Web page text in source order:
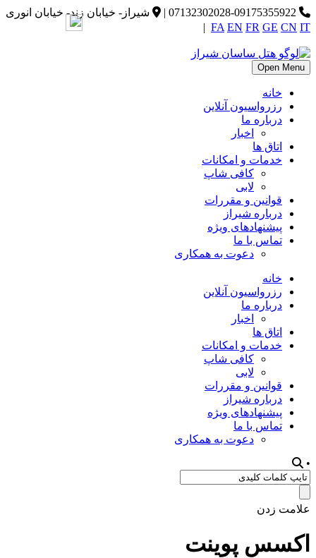
|
شیراز- خیابان زند- خیابان انوری
FA EN FR GE CN IT
|
Open Menu
خانه
رزرواسیون آنلاین
درباره ما
اخبار
اتاق ها
خدمات و امکانات
کافی شاپ
لابی
قوانین و مقررات
درباره شیراز
پیشنهادهای ویژه
تماس با ما
دعوت به همکاری
خانه
رزرواسیون آنلاین
درباره ما
اخبار
اتاق ها
خدمات و امکانات
کافی شاپ
لابی
قوانین و مقررات
درباره شیراز
پیشنهادهای ویژه
تماس با ما
دعوت به همکاری
•
علامت زدن
اکسس پوینت